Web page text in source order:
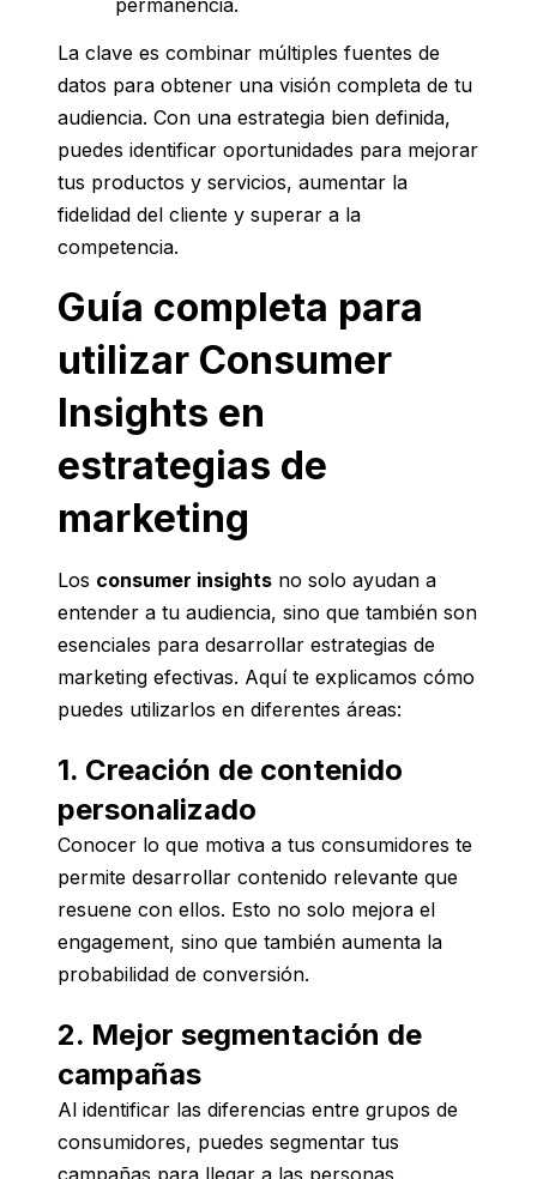
permanencia.
La clave es combinar múltiples fuentes de
datos para obtener una visión completa de tu
audiencia. Con una estrategia bien definida,
puedes identificar oportunidades para mejorar
tus productos y servicios, aumentar la
fidelidad del cliente y superar a la
competencia.
Guía completa para
utilizar Consumer
Insights en
estrategias de
marketing
Los consumer insights no solo ayudan a
entender a tu audiencia, sino que también son
esenciales para desarrollar estrategias de
marketing efectivas. Aquí te explicamos cómo
puedes utilizarlos en diferentes áreas:
1. Creación de contenido
personalizado
Conocer lo que motiva a tus consumidores te
permite desarrollar contenido relevante que
resuene con ellos. Esto no solo mejora el
engagement, sino que también aumenta la
probabilidad de conversión.
2. Mejor segmentación de
campañas
Al identificar las diferencias entre grupos de
consumidores, puedes segmentar tus